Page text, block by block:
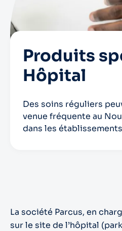
Produits
Hôpital
Des soins réguliers
venue fréquente au
dans les
La société Parcus, en
sur le site de l’hôpital